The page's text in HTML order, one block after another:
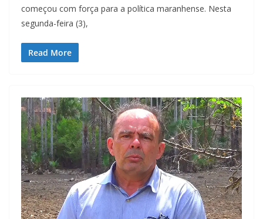
começou com força para a política maranhense. Nesta
segunda-feira (3),
Read More